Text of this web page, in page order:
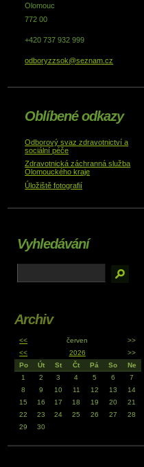
Olomouc
772 00
+420 737 932 999
odboryzzsok@seznam.cz
Oblíbené odkazy
Odborový svaz zdravotnictví a
sociální péče
Zdravotnická záchranná služba
Olomouckého kraje
Úložiště fotografií
Vyhledávání
Archiv
<< červen
>>
<<
2026
>>
Po
Út St Čt Pá So
Ne
1
2 3 4 5 6
7
8
9 10 11 12 13
14
15
16 17 18 19 20
21
22
23 24 25 26 27
28
29
30